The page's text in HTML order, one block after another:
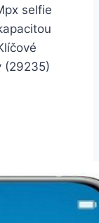
selfie
(29235)